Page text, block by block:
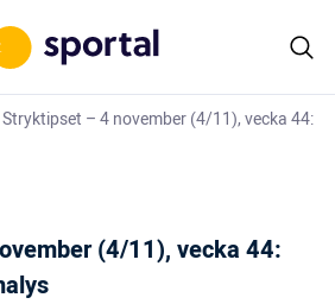
Stryktipset – 4 november (4/11), vecka 44:
(4/11), vecka 44: